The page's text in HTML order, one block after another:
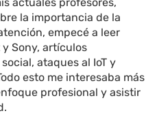
la importancia de la
empecé a leer
Sony, artículos
ataques al IoT y
esto me interesaba más
profesional y asistir